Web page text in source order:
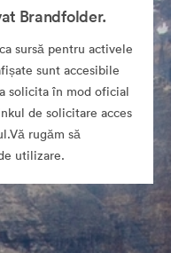
Brandfolder.
sursă pentru activele
sunt accesibile
solicita în mod oficial
de solicitare acces
rugăm să
utilizare.